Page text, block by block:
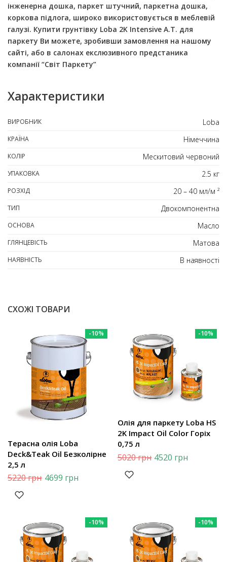
інженерна дошка, паркет штучний, паркетна дошка,
коркова підлога, широко використовується в меблевій
галузі. Купити грунтівку Loba 2K Intensive A.T. для
паркету Ви можете, зробивши замовлення на нашому
сайті, або в салонах екслюзивного предстаника
компанії “Світ Паркету”
Характеристики
ВИРОБНИК Loba
КРАЇНА Німеччина
КОЛІР Мескитовий червоний
УПАКОВКА 2.5 кг
РОЗХІД 20 – 40 мл/м ²
ТИП Двокомпонентна
ОСНОВА Масло
ГЛЯНЦЕВІСТЬ Матова
НАЯВНІСТЬ В наявності
СХОЖІ ТОВАРИ
-10%
Терасна олія Loba
Deck&Teak Oil Безколірне
2,5 л
5220грн 4699 грн
-10%
Олія для паркету Loba HS
2K Impact Oil Color Горіх
0,75 л
5020грн 4520 грн
-10% -10%